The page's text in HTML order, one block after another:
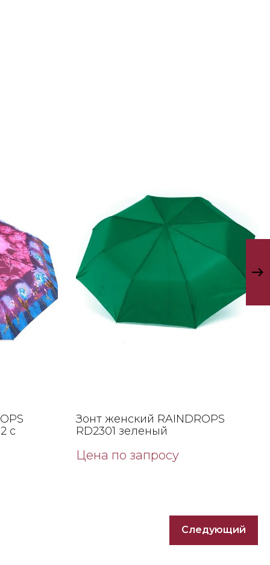
с
Зонт женский RAINDROPS
RD2301 зеленый
Цена по запросу
Следующий